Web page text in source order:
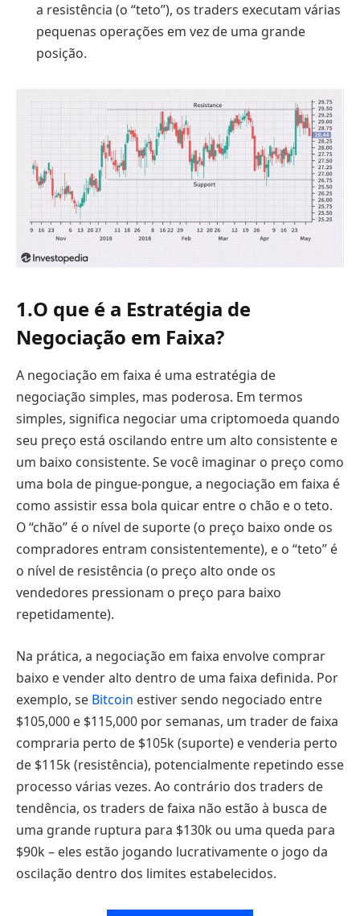
a resistência (o “teto”), os traders executam várias
pequenas operações em vez de uma grande
posição.
1.O que é a Estratégia de
Negociação em Faixa?
A negociação em faixa é uma estratégia de
negociação simples, mas poderosa. Em termos
simples, significa negociar uma criptomoeda quando
seu preço está oscilando entre um alto consistente e
um baixo consistente. Se você imaginar o preço como
uma bola de pingue-pongue, a negociação em faixa é
como assistir essa bola quicar entre o chão e o teto.
O “chão” é o nível de suporte (o preço baixo onde os
compradores entram consistentemente), e o “teto” é
o nível de resistência (o preço alto onde os
vendedores pressionam o preço para baixo
repetidamente).
Na prática, a negociação em faixa envolve comprar
baixo e vender alto dentro de uma faixa definida. Por
exemplo, se Bitcoin estiver sendo negociado entre
$105,000 e $115,000 por semanas, um trader de faixa
compraria perto de $105k (suporte) e venderia perto
de $115k (resistência), potencialmente repetindo esse
processo várias vezes. Ao contrário dos traders de
tendência, os traders de faixa não estão à busca de
uma grande ruptura para $130k ou uma queda para
$90k – eles estão jogando lucrativamente o jogo da
oscilação dentro dos limites estabelecidos.